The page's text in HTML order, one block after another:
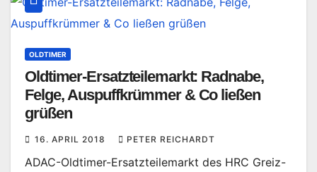
OLDTIMER
Oldtimer-Ersatzteilemarkt: Radnabe,
Felge, Auspuffkrümmer & Co ließen
grüßen
16. APRIL 2018 PETER REICHARDT
ADAC-Oldtimer-Ersatzteilemarkt des HRC Greiz-